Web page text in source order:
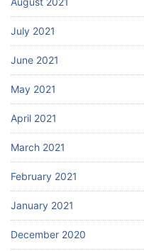
July 2021
June 2021
May 2021
April 2021
March 2021
February 2021
January 2021
December 2020